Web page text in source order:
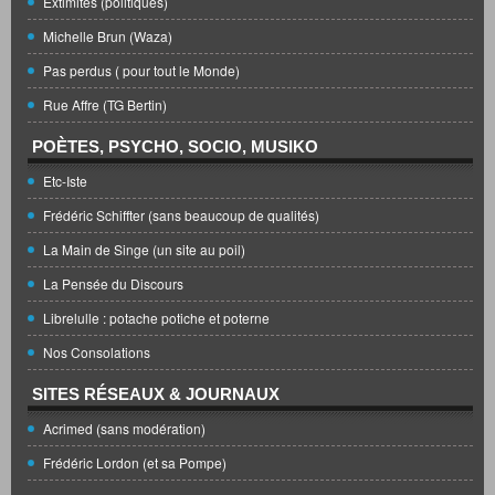
Michelle Brun (Waza)
Pas perdus ( pour tout le Monde)
Rue Affre (TG Bertin)
POÈTES, PSYCHO, SOCIO, MUSIKO
Etc-Iste
Frédéric Schiffter (sans beaucoup de qualités)
La Main de Singe (un site au poil)
La Pensée du Discours
Librelulle : potache potiche et poterne
Nos Consolations
SITES RÉSEAUX & JOURNAUX
Acrimed (sans modération)
Frédéric Lordon (et sa Pompe)